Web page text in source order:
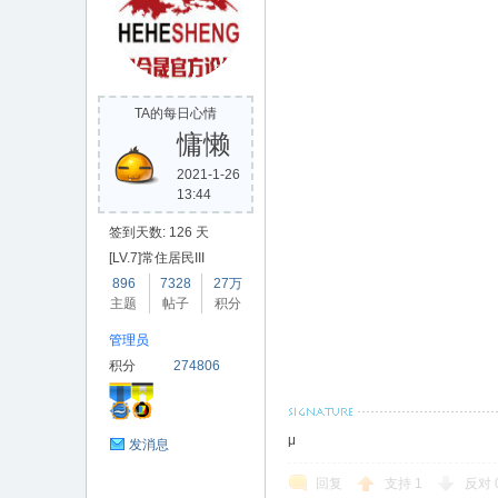
TA的每日心情
慵懒
2021-1-26
13:44
签到天数: 126 天
[LV.7]常住居民III
896
主题
7328
帖子
27万
积分
管理员
积分
274806
发消息 μ
回复 支持 1 反对